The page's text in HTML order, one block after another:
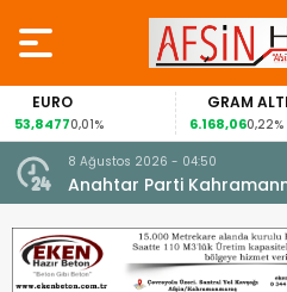
EURO
53,84770,01%
GRAM
6.168,060,22%
8 Ağustos 2026 - 04:50
Anahtar Parti
Afşin Teşkilatı ile buluştu.